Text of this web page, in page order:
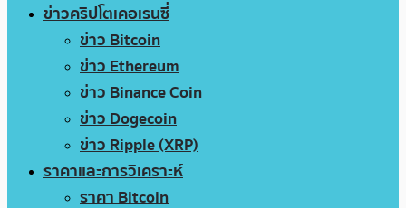
ข่าวคริปโตเคอเรนซี่
ข่าว Bitcoin
ข่าว Ethereum
ข่าว Binance Coin
ข่าว Dogecoin
ข่าว Ripple (XRP)
ราคาและการวิเคราะห์
ราคา Bitcoin